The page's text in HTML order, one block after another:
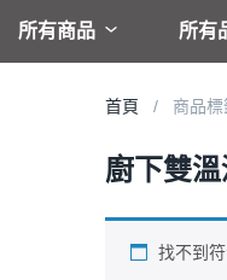
所有商品 所有
首頁 商品標
廚下雙
找不到